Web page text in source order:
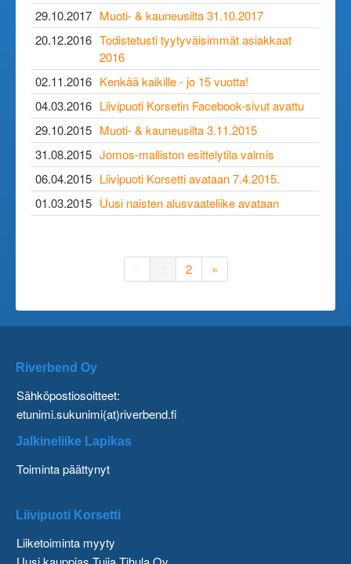
29.10.2017 Muoti- & kauneusilta 31.10.2017
20.12.2016 Todistetusti tyytyväisimmät asiakkaat
2016
02.11.2016 Kenkää kaikille - jo 15 vuotta!
04.03.2016 Liivipuoti Korsetin Facebook-sivut avattu
29.10.2015 Muoti- & kauneusilta 3.11.2015
31.08.2015 Jomos-malliston esittelytila valmis
06.04.2015 Liivipuoti Korsetti avataan 7.4.2015.
01.03.2015 Uusi naisten alusvaateliike avataan
2 »
Riverbend Oy
Sähköpostiosoitteet:
etunimi.sukunimi(at)riverbend.fi
Jalkineliike Lapikas
Toiminta päättynyt
Liivipuoti Korsetti
Liiketoiminta myyty